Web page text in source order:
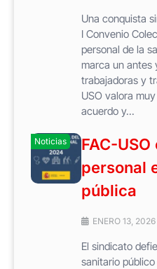
Una conquista
I Convenio
personal de la
marca un antes
trabajadoras y
USO valora
acuerdo y...
Noticias
FAC-
personal
pública
ENERO 13, 2026
El sindicato
sanitario